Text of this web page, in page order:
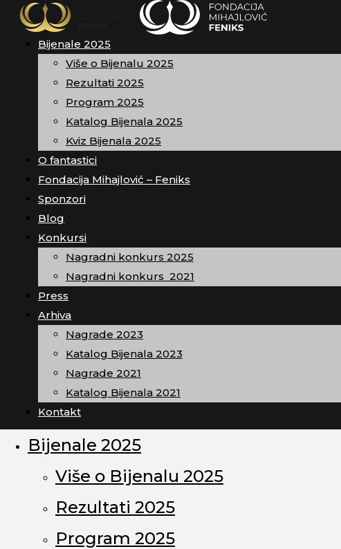
Bijenale 2025
Više o Bijenalu 2025
Rezultati 2025
Program 2025
Katalog Bijenala 2025
Kviz Bijenala 2025
O fantastici
Fondacija Mihajlović – Feniks
Sponzori
Blog
Konkursi
Nagradni konkurs 2025
Nagradni konkurs 2021
Press
Arhiva
Nagrade 2023
Katalog Bijenala 2023
Nagrade 2021
Katalog Bijenala 2021
Kontakt
Bijenale 2025
Više o Bijenalu 2025
Rezultati 2025
Program 2025